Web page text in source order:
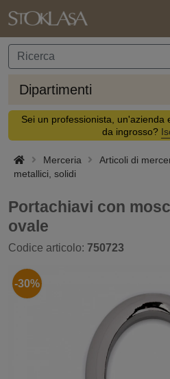
Dipartimenti
Sei un professionista, un'azienda
da ingrosso?
Merceria Articoli di
metallici, solidi
Portachiavi con
ovale
Codice articolo: 750723
-30%